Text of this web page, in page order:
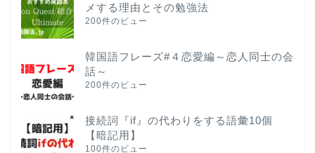
メする理由とその勉強法
200件のビュー
韓国語フレーズ#４恋愛編～恋人同士の会
話～
200件のビュー
接続詞『if』の代わりをする語彙10個
【暗記用】
100件のビュー